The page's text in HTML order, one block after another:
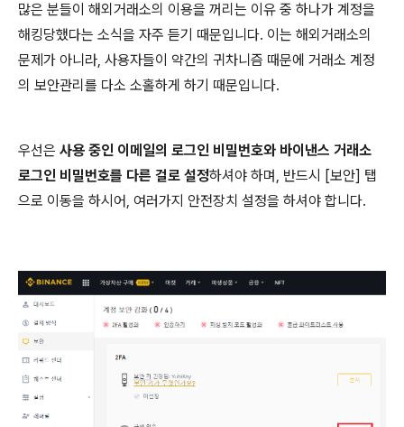
많은 분들이 해외거래소의 이용을 꺼리는 이유 중 하나가 계정을
해킹당했다는 소식을 자주 듣기 때문입니다. 이는 해외거래소의
문제가 아니라, 사용자들이 약간의 귀차니즘 때문에 거래소 계정
의 보안관리를 다소 소홀하게 하기 때문입니다.
우선은 사용 중인 이메일의 로그인 비밀번호와 바이낸스 거래소
로그인 비밀번호를 다른 걸로 설정하셔야 하며, 반드시 [보안] 탭
으로 이동을 하시어, 여러가지 안전장치 설정을 하셔야 합니다.